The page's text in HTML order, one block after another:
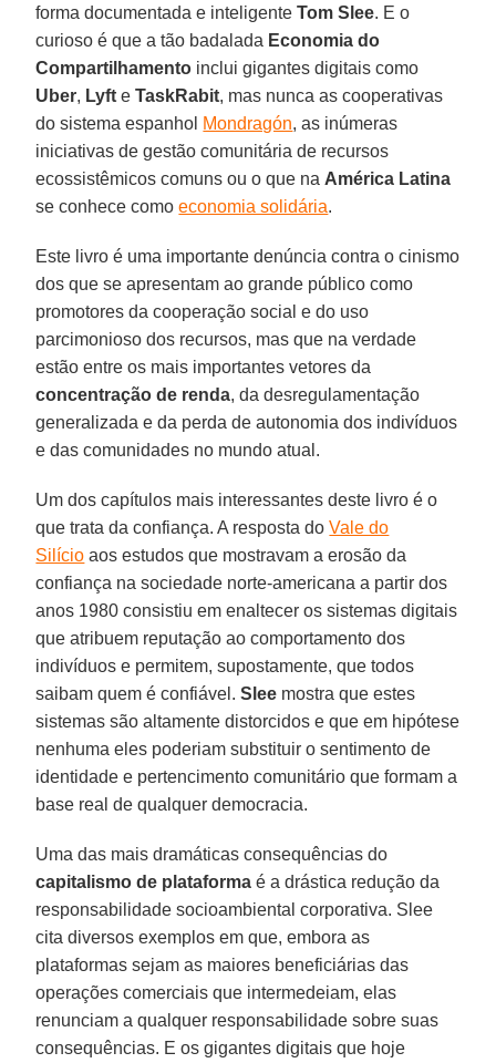
forma documentada e inteligenteTom Slee. E o
curioso é que a tão badalada Economia do
Compartilhamento inclui gigantes digitais como
Uber, Lyft eTaskRabit, mas nunca as cooperativas
do sistema espanhol Mondragón, as inúmeras
iniciativas de gestão comunitária de recursos
ecossistêmicos comuns ou o que na América Latina
se conhece comoeconomia solidária.
Este livro é uma importante denúncia contra o cinismo
dos que se apresentam ao grande público como
promotores da cooperação social e do uso
parcimonioso dos recursos, mas que na verdade
estão entre os mais importantes vetores da
concentração de renda, da desregulamentação
generalizada e da perda de autonomia dos indivíduos
e das comunidades no mundo atual.
Um dos capítulos mais interessantes deste livro é o
que trata da confiança. A resposta doVale do
Silício aos estudos que mostravam a erosão da
confiança na sociedade norte-americana a partir dos
anos 1980 consistiu em enaltecer os sistemas digitais
que atribuem reputação ao comportamento dos
indivíduos e permitem, supostamente, que todos
saibam quem é confiável.Slee mostra que estes
sistemas são altamente distorcidos e que em hipótese
nenhuma eles poderiam substituir o sentimento de
identidade e pertencimento comunitário que formam a
base real de qualquer democracia.
Uma das mais dramáticas consequências do
capitalismo de plataforma é a drástica redução da
responsabilidade socioambiental corporativa. Slee
cita diversos exemplos em que, embora as
plataformas sejam as maiores beneficiárias das
operações comerciais que intermedeiam, elas
renunciam a qualquer responsabilidade sobre suas
consequências. E os gigantes digitais que hoje